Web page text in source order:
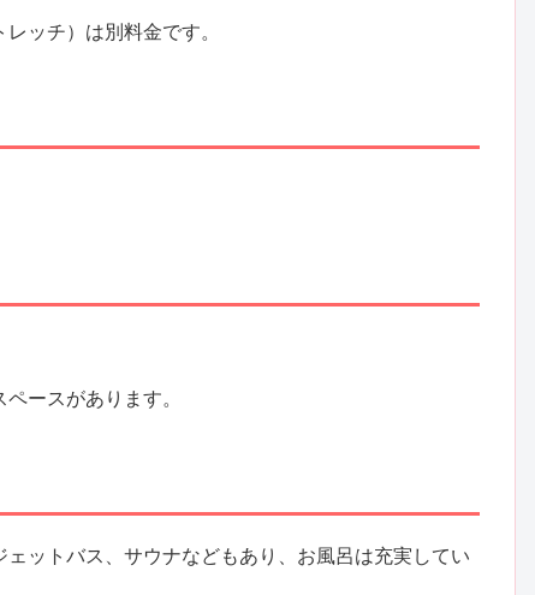
ッチ）は別料金です。
ースがあります。
ットバス、サウナなどもあり、お風呂は充実してい